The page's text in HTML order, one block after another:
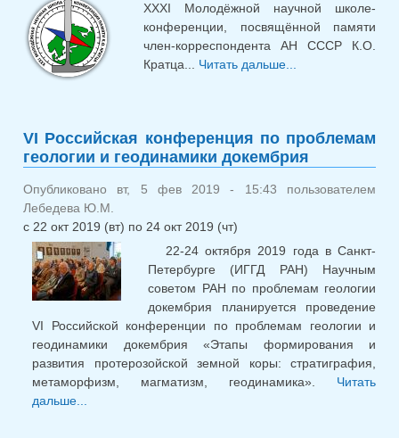
XXXI Молодёжной научной школе-
конференции, посвящённой памяти
член-корреспондента АН СССР К.О.
Кратца... Читать дальше...
памяти К.О.
Кратца
VI Российская конференция по проблемам
геологии и геодинамики докембрия
Опубликовано вт, 5 фев 2019 - 15:43 пользователем
Лебедева Ю.М.
с 22 окт 2019 (вт) по 24 окт 2019 (чт)
22-24 октября 2019 года в Санкт-
Петербурге (ИГГД РАН) Научным
советом РАН по проблемам геологии
докембрия планируется проведение
VI Российской конференции по проблемам геологии и
геодинамики докембрия «Этапы формирования и
развития протерозойской земной коры: стратиграфия,
метаморфизм, магматизм, геодинамика». Читать
дальше...